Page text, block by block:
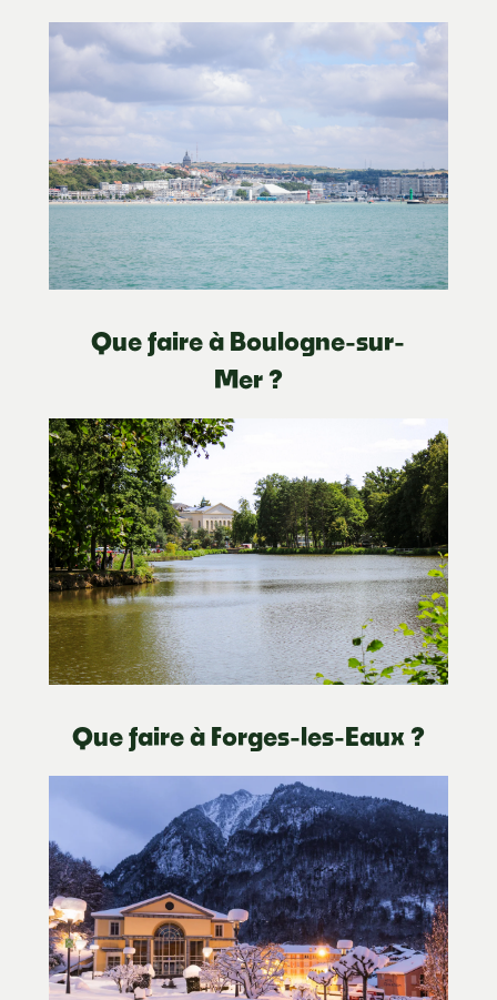
Que faire à Boulogne-sur-
Mer ?
Que faire à Forges-les-Eaux ?